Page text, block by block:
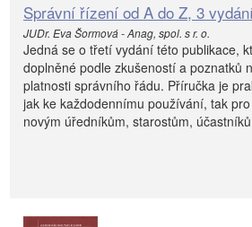
Správní řízení od A do Z, 3
JUDr. Eva Šormová - Anag, spol. s r. o.
Jedná se o třetí vydání této publikace,
doplněné podle zkušeností a poznatků
platnosti správního řádu. Příručka je
jak ke každodennímu používání, tak
novým úředníkům, starostům,